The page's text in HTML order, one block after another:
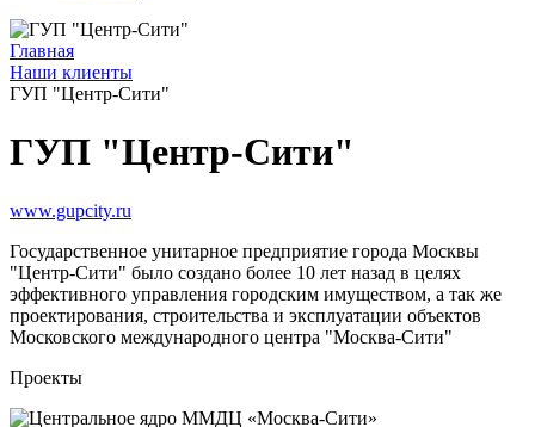
Главная
Наши клиенты
ГУП "Центр-Сити"
ГУП "Центр-Сити"
www.gupcity.ru
Государственное унитарное предприятие города Москвы
"Центр-Сити" было создано более 10 лет назад в целях
эффективного управления городским имуществом, а так же
проектирования, строительства и эксплуатации объектов
Московского международного центра "Москва-Сити"
Проекты